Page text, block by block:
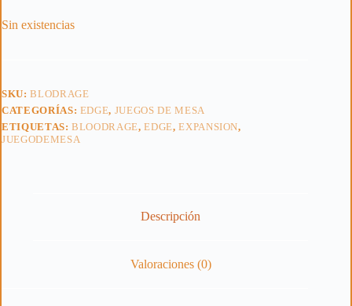
Sin existencias
SKU:BLODRAGE
CATEGORÍAS: EDGE, JUEGOS DE MESA
ETIQUETAS:BLOODRAGE,EDGE,EXPANSION,
JUEGODEMESA
Descripción
Valoraciones (0)